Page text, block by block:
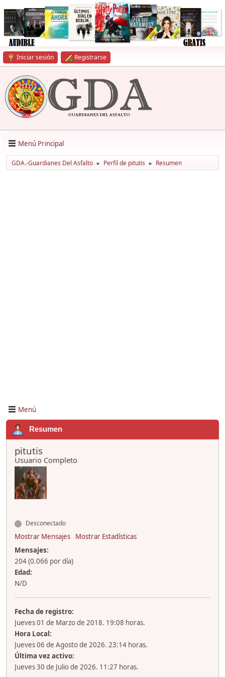
Iniciar sesión Registrarse
Menú Principal
GDA.-Guardianes Del Asfalto ► Perfil de pitutis ► Resumen
Menú
Resumen
pitutis
Usuario Completo
Desconectado
Mostrar Mensajes
Mostrar Estadísticas
Mensajes:
204 (0.066 por día)
Edad:
N/D
Fecha de registro:
Jueves 01 de Marzo de 2018. 19:08 horas.
Hora Local:
Jueves 06 de Agosto de 2026. 23:14 horas.
Última vez activo:
Jueves 30 de Julio de 2026. 11:27 horas.